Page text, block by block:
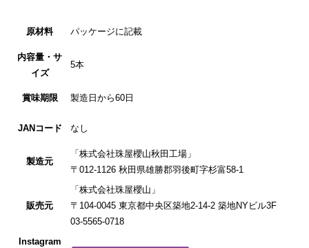
原材料 パッケージに記載
内容量・サ
イズ
5本
賞味期限 製造日から60日
JANコード なし
製造元
「株式会社珠屋櫻山秋田工場」
〒012-1126 秋田県雄勝郡羽後町字杉富58-1
販売元
「株式会社珠屋櫻山」
〒104-0045 東京都中央区築地2-14-2 築地NYビル3F
03-5565-0718
Instagram